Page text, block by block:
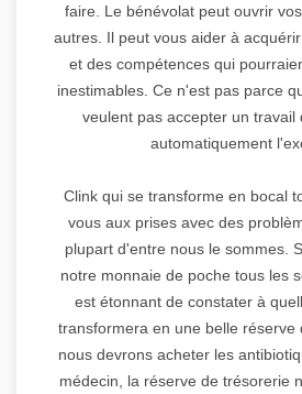
faire. Le bénévolat peut ouvrir
autres. Il peut vous aider à
et des compétences qui
inestimables. Ce n'est pas parce
veulent pas accepter un travail
automatiquement
Clink qui se transforme en bocal
vous aux prises avec des
plupart d'entre nous le sommes.
notre monnaie de poche tous les
est étonnant de constater à
transformera en une belle réserve
nous devrons acheter les
médecin, la réserve de trésorerie